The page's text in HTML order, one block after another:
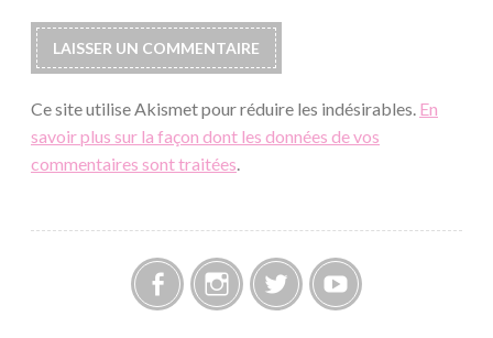
Ce site utilise Akismet pour réduire les indésirables. En
savoir plus sur la façon dont les données de vos
commentaires sont traitées.